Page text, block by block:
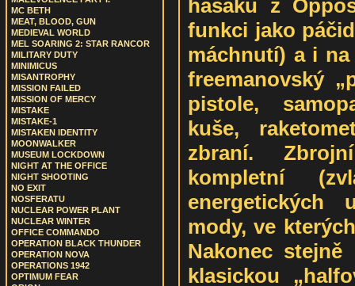
MC BETH
MEAT, BLOOD, GUN
MEDIEVAL WORLD
MEL SOARING 2: STAR RANCOR
MILITARY DUTY
MINIMICUS
MISANTROPHY
MISSION FAILED
MISSION OF MERCY
MISTAKE
MISTAKE-1
MISTAKEN IDENTITY
MOONWALKER
MUSEUM LOCKDOWN
NIGHT AT THE OFFICE
NIGHT SHOOTING
NO EXIT
NOSFERATU
NUCLEAR POWER PLANT
NUCLEAR WINTER
OFFICE COMMANDO
OPERATION BLACK THUNDER
OPERATION NOVA
OPERATIONS 1942
OPTIMUM FEAR
hasáku z
funkci jako
máchnutí) a i
freemanovský
pistole,
kuše,
zbraní.
kompletní
energetických
mody, ve
Nakonec
klasickou